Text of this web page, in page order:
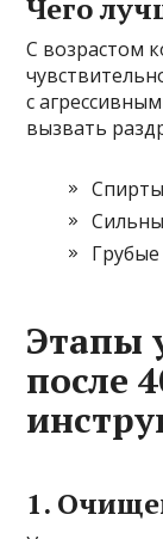
Чего
С возрастом
с
вызвать
Этапы
после
1.